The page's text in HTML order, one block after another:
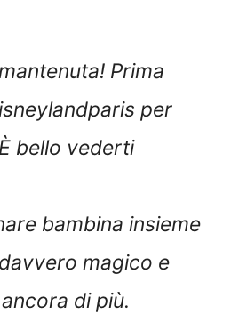
Prima
per
bello vederti
bambina insieme
magico e
di più.